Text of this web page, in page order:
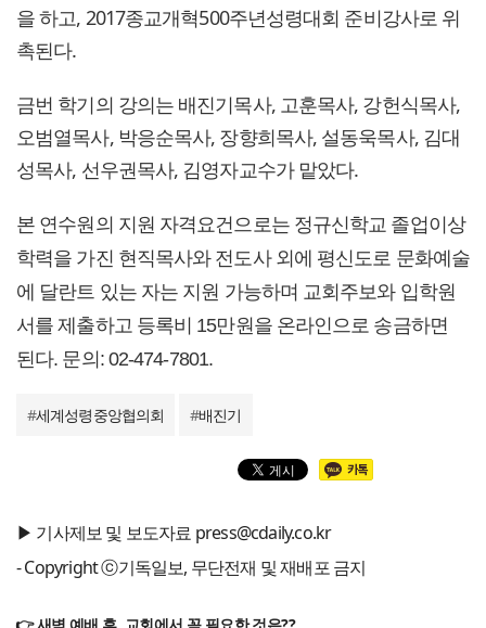
을 하고, 2017종교개혁500주년성령대회 준비강사로 위
촉된다.
금번 학기의 강의는 배진기목사, 고훈목사, 강헌식목사,
오범열목사, 박응순목사, 장향희목사, 설동욱목사, 김대
성목사, 선우권목사, 김영자교수가 맡았다.
본 연수원의 지원 자격요건으로는 정규신학교 졸업이상
학력을 가진 현직목사와 전도사 외에 평신도로 문화예술
에 달란트 있는 자는 지원 가능하며 교회주보와 입학원
서를 제출하고 등록비 15만원을 온라인으로 송금하면
된다. 문의: 02-474-7801.
#세계성령중앙협의회 #배진기
▶ 기사제보 및 보도자료 press@cdaily.co.kr
- Copyright ⓒ기독일보, 무단전재 및 재배포 금지